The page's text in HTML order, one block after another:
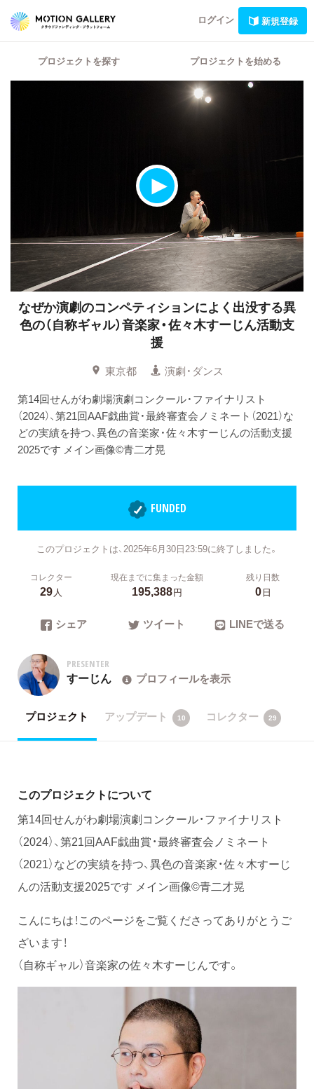
ログイン 新規登録
プロジェクトを探す プロジェクトを始める
なぜか演劇のコンペティションによく出没する異
色の（自称ギャル）音楽家・佐々木すーじん活動支
援
東京都
演劇・ダンス
第14回せんがわ劇場演劇コンクール・ファイナリスト
（2024）、第21回AAF戯曲賞・最終審査会ノミネート（2021）な
どの実績を持つ、異色の音楽家・佐々木すーじんの活動支援
2025です メイン画像©︎青二才晃
FUNDED
このプロジェクトは、2025年6月30日23:59に終了しました。
コレクター
29人
現在までに集まった金額
195,388円
残り日数
0日
シェア ツイート LINEで送る
PRESENTER
すーじん プロフィールを表示
プロジェクト アップデート 10 コレクター 29
このプロジェクトについて
第14回せんがわ劇場演劇コンクール・ファイナリスト
（2024）、第21回AAF戯曲賞・最終審査会ノミネート
（2021）などの実績を持つ、異色の音楽家・佐々木すーじ
んの活動支援2025です メイン画像©︎青二才晃
こんにちは！このページをご覧くださってありがとうご
ざいます！
（自称ギャル）音楽家の佐々木すーじんです。